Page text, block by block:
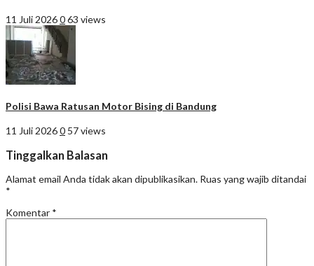
11 Juli 2026063 views
Polisi Bawa Ratusan Motor Bising di Bandung
11 Juli 20260 57 views
Tinggalkan Balasan
Alamat email Anda tidak akan dipublikasikan. Ruas yang wajib ditandai
*
Komentar *